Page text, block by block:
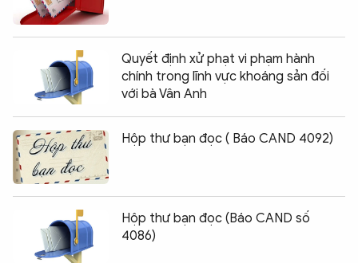
Quyết định xử phạt vi phạm hành
chính trong lĩnh vực khoáng sản đối
với bà Vân Anh
Hộp thư bạn đọc ( Báo CAND 4092)
Hộp thư bạn đọc (Báo CAND số
4086)